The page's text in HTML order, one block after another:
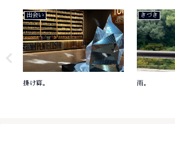
出会い
掛け算。
きづき
雨。